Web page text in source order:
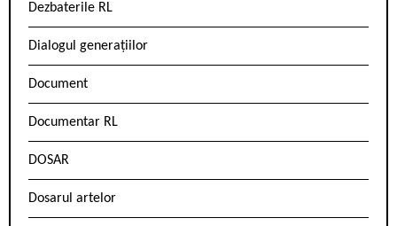
Dezbaterile RL
Dialogul generațiilor
Document
Documentar RL
DOSAR
Dosarul artelor